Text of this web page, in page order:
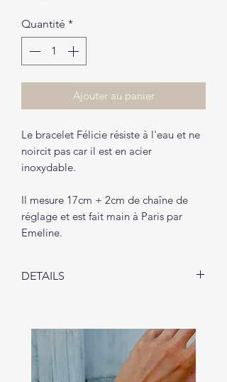
Quantité *
Ajouter au panier
Le bracelet Félicie résiste à l'eau et ne
noircit pas car il est en acier
inoxydable.
Il mesure 17cm + 2cm de chaîne de
réglage et est fait main à Paris par
Emeline.
DETAILS
envoi).
*Pour assurer une longue vie à votre